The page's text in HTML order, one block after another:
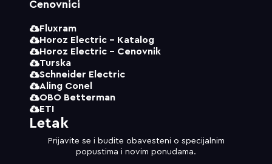
Cenovnici
Fluxram
Horoz Electric - Katalog
Horoz Electric - Cenovnik
Turska
Schneider Electric
Aling Conel
OBO Betterman
ETI
Letak
Prijavite se i budite obavesteni o specijalnim
popustima i novim ponudama.